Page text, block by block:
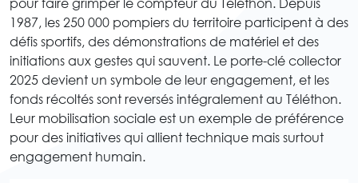
pour faire grimper le compteur du Téléthon. Depuis
1987, les 250 000 pompiers du territoire participent à des
défis sportifs, des démonstrations de matériel et des
initiations aux gestes qui sauvent. Le porte-clé collector
2025 devient un symbole de leur engagement, et les
fonds récoltés sont reversés intégralement au Téléthon.
Leur mobilisation sociale est un exemple de préférence
pour des initiatives qui allient technique mais surtout
engagement humain.